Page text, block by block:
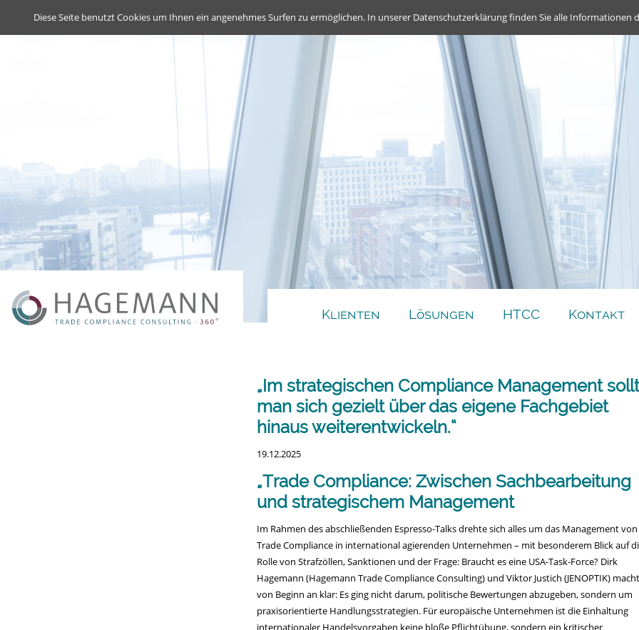
Deutsch English
Klienten Lösungen HTCC Kontakt
„Im strategischen Compliance Management
man sich gezielt über das eigene Fachgebiet
hinaus weiterentwickeln.“
19.12.2025
„Trade Compliance: Zwischen Sachbearbeitung
und strategischem Management
Im Rahmen des abschließenden Espresso-Talks drehte sich alles um das Management von
Trade Compliance in international agierenden Unternehmen – mit besonderem Blick auf
Rolle von Strafzöllen, Sanktionen und der Frage: Braucht es eine USA-Task-Force? Dirk
Hagemann (Hagemann Trade Compliance Consulting) und Viktor Justich (JENOPTIK)
von Beginn an klar: Es ging nicht darum, politische Bewertungen abzugeben, sondern um
praxisorientierte Handlungsstrategien. Für europäische Unternehmen ist die Einhaltung
internationaler Handelsvorgaben keine bloße Pflichtübung, sondern ein kritischer
Diese Seite benutzt Cookies um Ihnen ein angenehmes Surfen zu ermöglichen. In unserer Datenschutzerklärung finden Sie alle Informationen